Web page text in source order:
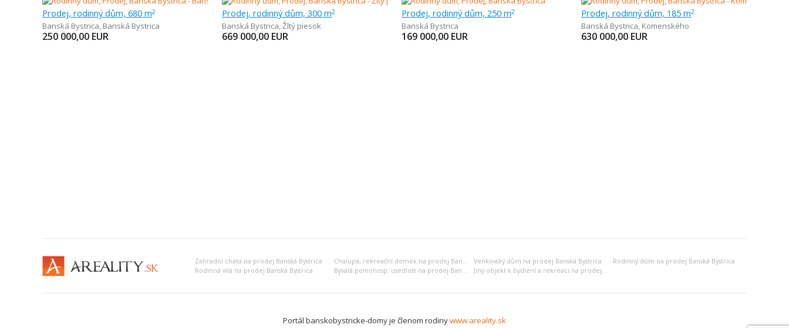
Prodej, rodinný dům, 680 m2
Banská Bystrica, Banská Bystrica
250 000,00 EUR
Prodej, rodinný dům, 300 m2
Banská Bystrica,Žltý piesok
669 000,00 EUR
Prodej, rodinný dům, 250 m2
Banská Bystrica
169 000,00 EUR
Prodej, rodinný dům, 185 m2
Banská Bystrica, Komenského
630 000,00 EUR
Zahradní chata na prodej Banská Bystrica Chalupa, rekreační domek na prodej Banská Bystrica Venkovský dům na prodej Banská Bystrica
Rodinný dům na prodej Banská Bystrica
Rodinná vila na prodej Banská Bystrica
Bývalá polnohosp. usedlost na prodej Banská Bystrica Jiný objekt k bydlení a rekreaci na prodej Banská Bystrica
Portál banskobystricke-domy je členom rodinywww.areality.sk